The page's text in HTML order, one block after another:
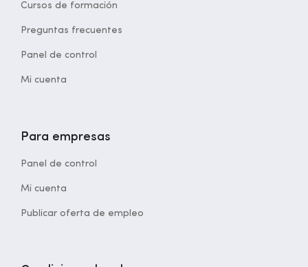
Cursos de formación
Preguntas frecuentes
Panel de control
Mi cuenta
Para empresas
Panel de control
Mi cuenta
Publicar oferta de empleo